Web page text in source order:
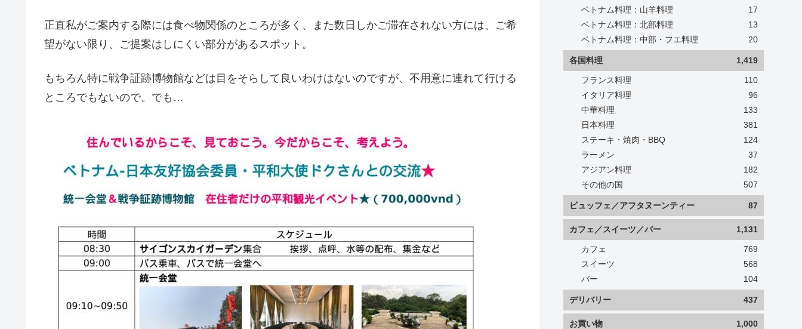
正直私がご案内する際には食べ物関係のところが多く、また数日しかご滞在されない方には、ご希
望がない限り、ご提案はしにくい部分があるスポット。
もちろん特に戦争証跡博物館などは目をそらして良いわけはないのですが、不用意に連れて行ける
ところでもないので。でも…
ベトナム料理：山羊料理
17
ベトナム料理：北部料理
13
ベトナム料理：中部・フエ料理
20
各国料理 1,419
フランス料理
110
イタリア料理
96
中華料理
133
日本料理
381
ステーキ・焼肉・BBQ
124
ラーメン
37
アジアン料理
182
その他の国
507
ビュッフェ／アフタヌーンティー 87
カフェ／スイーツ／バー 1,131
カフェ
769
スイーツ
568
バー
104
デリバリー 437
お買い物 1,000